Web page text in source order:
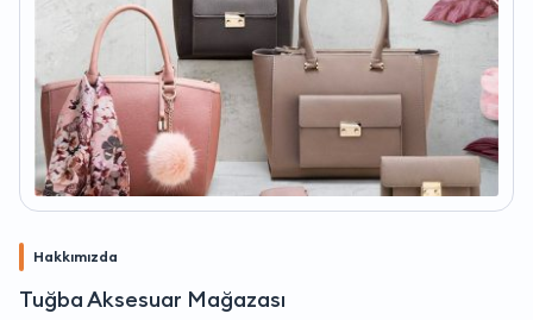
Hakkımızda
Tuğba Aksesuar Mağazası